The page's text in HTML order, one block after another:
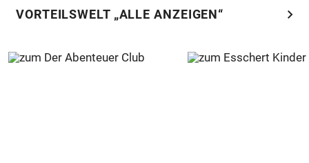
VORTEILSWELT „ALLE ANZEIGEN“ chevron_right